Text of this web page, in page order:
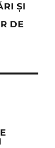
ȘI
DE